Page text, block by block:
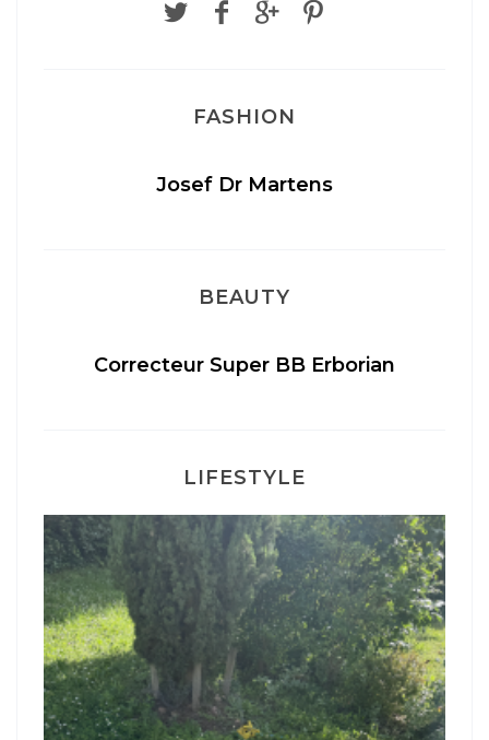
FASHION
Josef Dr Martens
BEAUTY
Correcteur Super BB Erborian
LIFESTYLE